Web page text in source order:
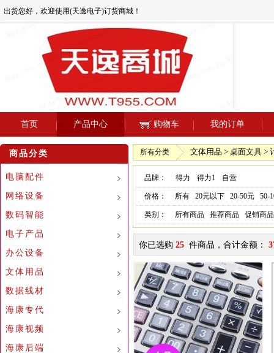
出货您好，欢迎使用(天逸电子)订货商城！
首页 产品中心 购物车 我的订单
商品分类
电脑配件
网络设备
数码智能
电子产品
办公设备
文体用品
数据线材
海康专代
海康视频
海康后端
所有分类 文体用品 > 桌面文具 >
品牌： 得力 得力1 自营
价格： 所有 20元以下 20-50元 50-
类别： 所有商品 推荐商品 促销商品
你已选购 25 件商品，合计金额：